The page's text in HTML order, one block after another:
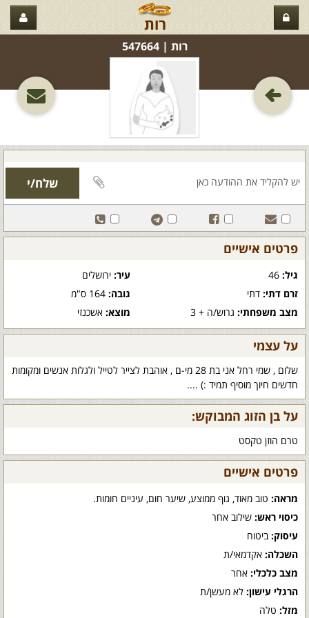
רות
רות‏ | 547664
פרטים אישיים
גיל: עיר:ירושלים
זרם דתי: דתי גובה:164 ס"מ
מצב משפחתי: גרוש/ה + 3 מוצא:אשכנזי
על עצמי
שלום , שמי רחל אני בת 28 מי-ם , אוהבת לצייר לטייל ולגלות אנשים ומקומות
חדשים חיוך מוסיף תמיד :) ....
על בן הזוג המבוקש:
טרם הוזן טקסט
פרטים אישיים
מראה: טוב מאוד, גוף ממוצע, שיער חום, עיניים חומות.
כיסוי ראש: שילוב אחר
עיסוק: ביטוח
השכלה: אקדמאי/ת
מצב כלכלי: אחר
הרגלי עישון: לא מעשן/ת
מזל: טלה